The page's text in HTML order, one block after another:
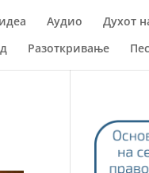
Аудио
Духот
Разоткривање